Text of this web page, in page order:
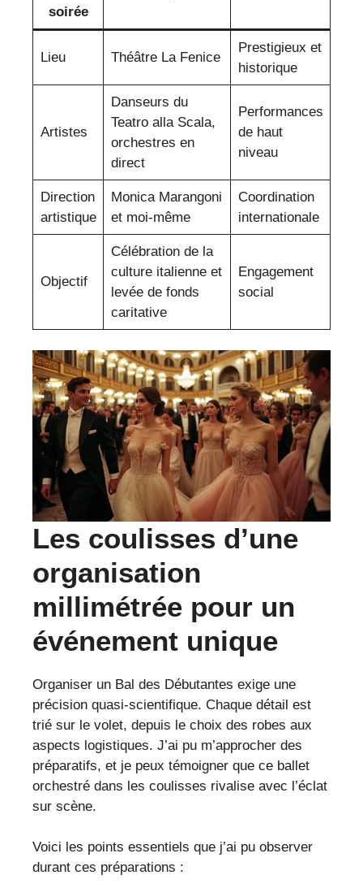
soirée
Lieu Théâtre La Fenice
Prestigieux et
historique
Artistes
Danseurs du
Teatro alla Scala,
orchestres en
direct
Performances
de haut
niveau
Direction
artistique
Monica Marangoni
et moi-même
Coordination
internationale
Objectif
Célébration de la
culture italienne et
levée de fonds
caritative
Engagement
social
Les coulisses d’une
organisation
millimétrée pour un
événement unique
Organiser un Bal des Débutantes exige une
précision quasi-scientifique. Chaque détail est
trié sur le volet, depuis le choix des robes aux
aspects logistiques. J’ai pu m’approcher des
préparatifs, et je peux témoigner que ce ballet
orchestré dans les coulisses rivalise avec l’éclat
sur scène.
Voici les points essentiels que j’ai pu observer
durant ces préparations :